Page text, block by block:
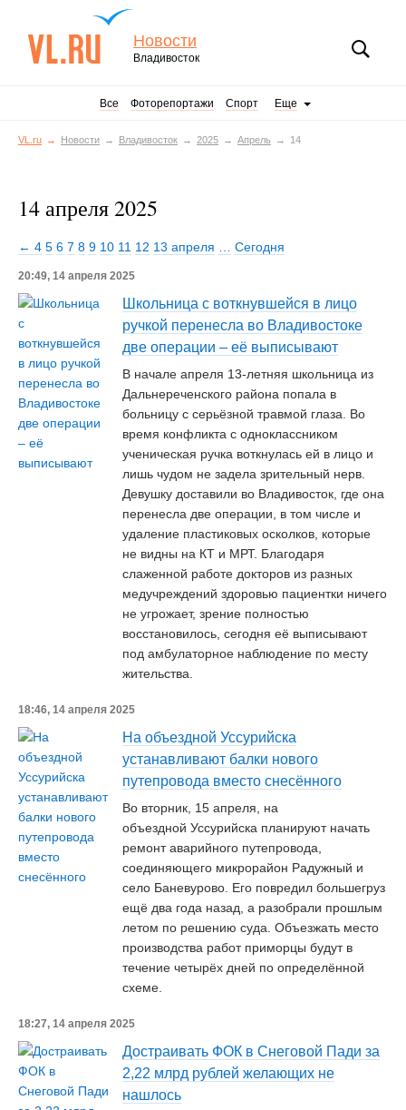
Новости
Владивосток
Все Фоторепортажи Спорт Еще
VL.ru Новости Владивосток 2025 Апрель 14
14 апреля 2025
← 4 5 6 7 8 9 10 11 12 13 апреля Сегодня
20:49, 14 апреля 2025
Школьница с воткнувшейся в лицо
ручкой перенесла во Владивостоке
две операции – её выписывают
В начале апреля 13-летняя школьница из
Дальнереченского района попала в
больницу с серьёзной травмой глаза. Во
время конфликта с одноклассником
ученическая ручка воткнулась ей в лицо и
лишь чудом не задела зрительный нерв.
Девушку доставили во Владивосток, где она
перенесла две операции, в том числе и
удаление пластиковых осколков, которые
не видны на КТ и МРТ. Благодаря
слаженной работе докторов из разных
медучреждений здоровью пациентки ничего
не угрожает, зрение полностью
восстановилось, сегодня её выписывают
под амбулаторное наблюдение по месту
жительства.
18:46, 14 апреля 2025
На объездной Уссурийска
устанавливают балки нового
путепровода вместо снесённого
Во вторник, 15 апреля, на
объездной Уссурийска планируют начать
ремонт аварийного путепровода,
соединяющего микрорайон Радужный и
село Баневурово. Его повредил большегруз
ещё два года назад, а разобрали прошлым
летом по решению суда. Объезжать место
производства работ приморцы будут в
течение четырёх дней по определённой
схеме.
18:27, 14 апреля 2025
Достраивать ФОК в Снеговой Пади за
2,22 млрд рублей желающих не
нашлось